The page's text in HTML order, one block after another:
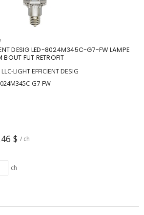
DESIG LED-8024M345C-G7-FW LAMPE
BOUT FUT RETROFIT
LIGHT EFFICIENT DESIG
G7-FW
$ / ch
ch